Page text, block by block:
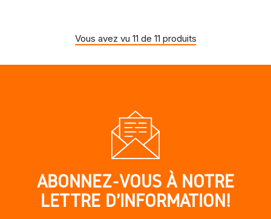
Vous avez vu 11 de 11 produits
ABONNEZ-VOUS À NOTRE
LETTRE D'INFORMATION!